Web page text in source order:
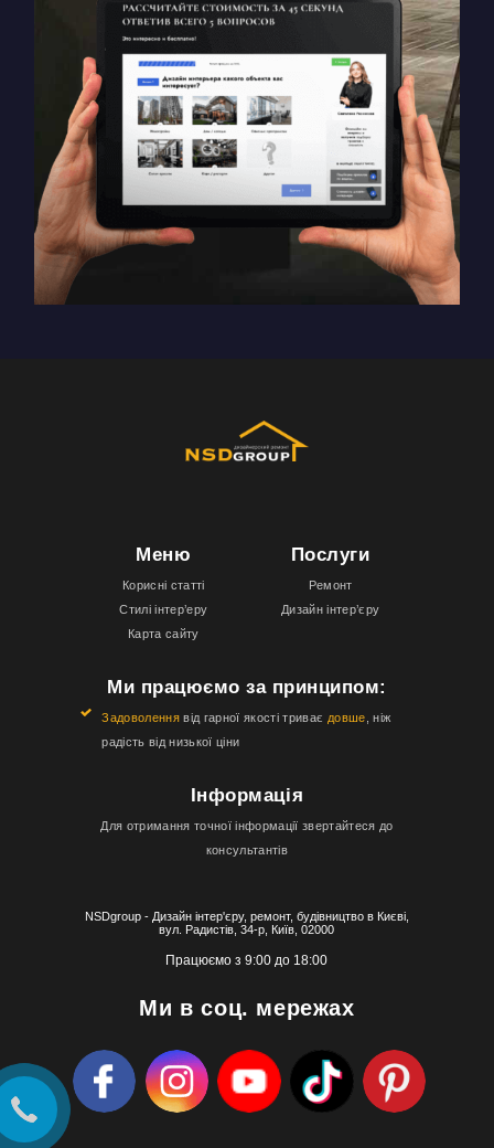
NSDgroup - Дизайн інтер'єру, ремонт, будівництво в Києві,
вул. Радистів, 34-р, Київ, 02000
Працюємо з 9:00 до 18:00
Ми в соц. мережах
Меню
Корисні статті
Стилі інтер’еру
Карта сайту
Послуги
Ремонт
Дизайн інтер’єру
Ми працюємо за принципом:
Задоволення від гарної якості триває довше , ніж
радість від низької ціни
Інформація
Для отримання точної інформації звертайтеся до
консультантів